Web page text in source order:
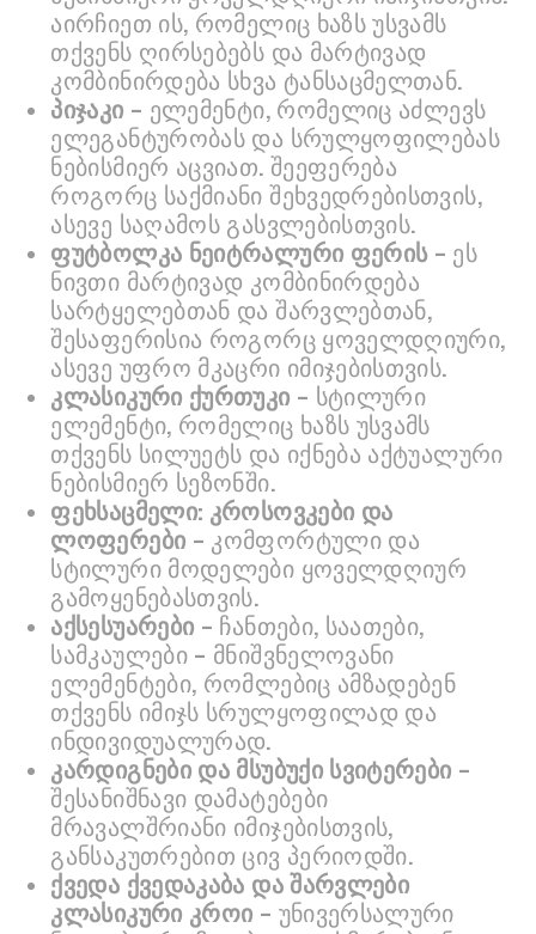
აირჩიეთ ის, რომელიც ხაზს უსვამს
თქვენს ღირსებებს და მარტივად
კომბინირდება სხვა ტანსაცმელთან.
პიჯაკი – ელემენტი, რომელიც აძლევს
ელეგანტურობას და სრულყოფილებას
ნებისმიერ აცვიათ. შეეფერება
როგორც საქმიანი შეხვედრებისთვის,
ასევე საღამოს გასვლებისთვის.
ფუტბოლკა ნეიტრალური ფერის– ეს
ნივთი მარტივად კომბინირდება
სარტყელებთან და შარვლებთან,
შესაფერისია როგორც ყოველდღიური,
ასევე უფრო მკაცრი იმიჯებისთვის.
კლასიკური ქურთუკი – სტილური
ელემენტი, რომელიც ხაზს უსვამს
თქვენს სილუეტს და იქნება აქტუალური
ნებისმიერ სეზონში.
ფეხსაცმელი: კროსოვკები და
ლოფერები – კომფორტული და
სტილური მოდელები ყოველდღიურ
გამოყენებასთვის.
აქსესუარები – ჩანთები, საათები,
სამკაულები – მნიშვნელოვანი
ელემენტები, რომლებიც ამზადებენ
თქვენს იმიჯს სრულყოფილად და
ინდივიდუალურად.
კარდიგნები და მსუბუქი სვიტერები –
შესანიშნავი დამატებები
მრავალშრიანი იმიჯებისთვის,
განსაკუთრებით ცივ პერიოდში.
ქვედა ქვედაკაბა და შარვლები
კლასიკური კროი – უნივერსალური